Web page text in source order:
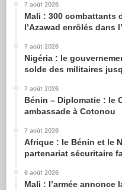
7 août 2026
Mali : 300 combattants
l’Azawad enrôlés dans
7 août 2026
Nigéria : le
solde des militaires
7 août 2026
Bénin – Diplomatie : le
ambassade à Cotonou
7 août 2026
Afrique : le Bénin et le
partenariat sécuritaire
6 août 2026
Mali : l’armée